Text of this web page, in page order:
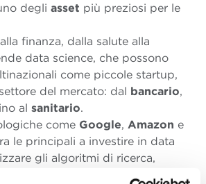
degli asset più preziosi per le
finanza, dalla salute alla
data science, che possono
come piccole startup,
del mercato: dal bancario,
al sanitario.
come Google, Amazon e
le principali a investire in data
gli algoritmi di ricerca,
degli utenti e prevedere